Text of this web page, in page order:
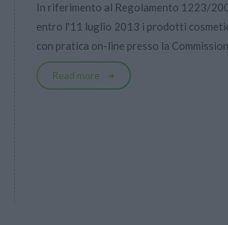
In riferimento al Regolamento 1223/
entro l'11 luglio 2013 i prodotti
con pratica on-line presso la
Read more